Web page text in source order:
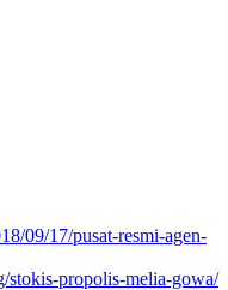
09/17/pusat-resmi-agen-
stokis-propolis-melia-gowa/